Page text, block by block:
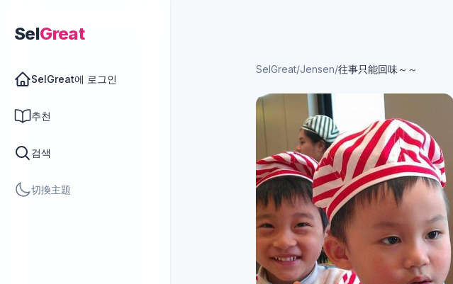
SelGreat
SelGreat에 로그인
추천
검색
切換主題
SelGreat/Jensen/往事只能回味～～